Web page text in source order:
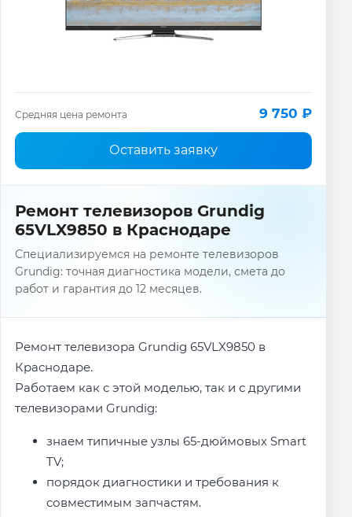
Средняя цена ремонта 9 750 ₽
Оставить заявку
Ремонт телевизоров Grundig
65VLX9850 в Краснодаре
Специализируемся на ремонте телевизоров
Grundig: точная диагностика модели, смета до
работ и гарантия до 12 месяцев.
Ремонт телевизора Grundig 65VLX9850 в
Краснодаре.
Работаем как с этой моделью, так и с другими
телевизорами Grundig:
знаем типичные узлы 65-дюймовых Smart
TV;
порядок диагностики и требования к
совместимым запчастям.